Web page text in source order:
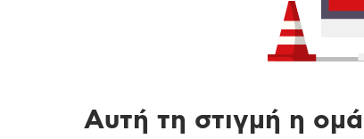
Αυτή τη στιγμή η